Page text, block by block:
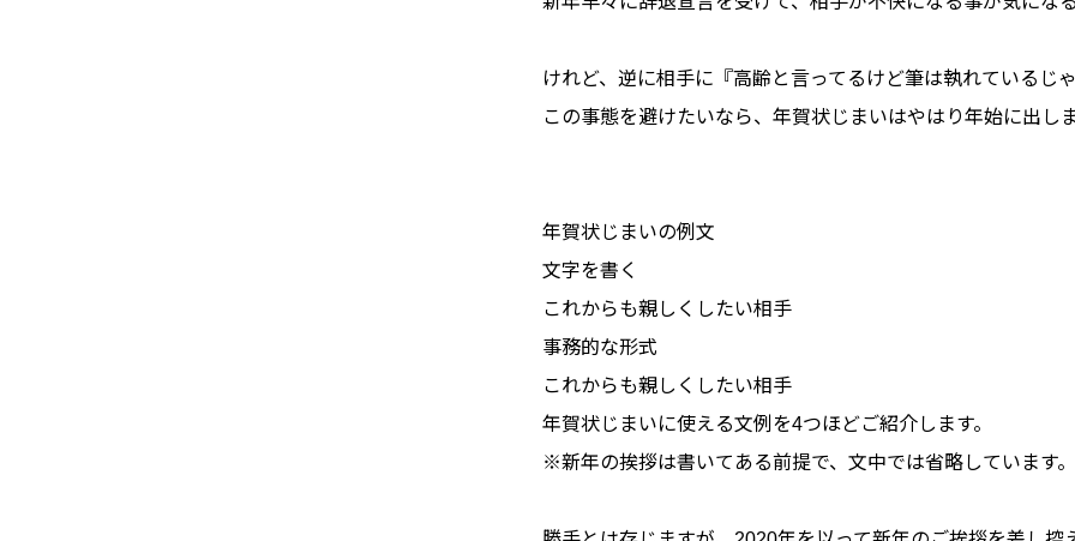
けれど、逆に相手に『高齢と言ってるけど筆は執れているじ
この事態を避けたいなら、年賀状じまいはやはり年始に出しま
年賀状じまいの例文
文字を書く
これからも親しくしたい相手
事務的な形式
これからも親しくしたい相手
年賀状じまいに使える文例を4つほどご紹介します。
※新年の挨拶は書いてある前提で、文中では省略しています。